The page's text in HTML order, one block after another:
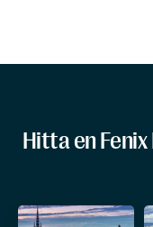
Hitta en